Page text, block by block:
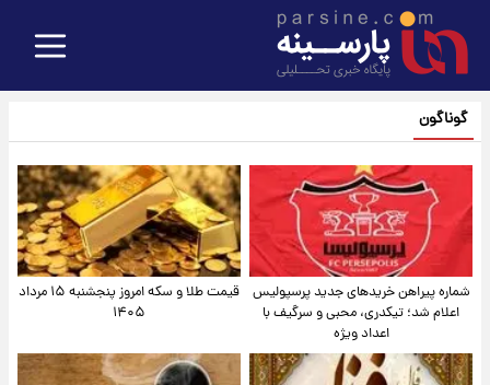
گوناگون
شماره پیراهن خریدهای جدید پرسپولیس
اعلام شد؛ تیکدری، محبی و سرگیف با
اعداد ویژه
قیمت طلا و سکه امروز پنجشنبه ۱۵ مرداد
۱۴۰۵